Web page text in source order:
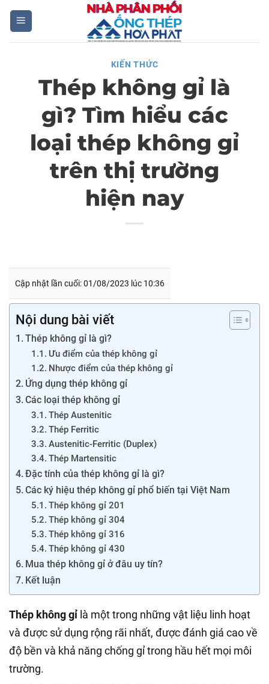
Skip
content
KIẾN THỨC
Thép không gỉ là
gì? Tìm hiểu các
loại thép không gỉ
trên thị trường
hiện nay
Cập nhật lần cuối: 01/08/2023 lúc 10:36
Nội dung bài viết
Thép không gỉ là gì?
Ưu điểm của thép không gỉ
Nhược điểm của thép không gỉ
Ứng dụng thép không gỉ
Các loại thép không gỉ
Thép Austenitic
Thép Ferritic
Austenitic-Ferritic (Duplex)
Thép Martensitic
Đặc tính của thép không gỉ là gì?
Các ký hiệu thép không gỉ phổ biến tại Việt Nam
Thép không gỉ 201
Thép không gỉ 304
Thép không gỉ 316
Thép không gỉ 430
Mua thép không gỉ ở đâu uy tín?
Kết luận
Thép không gỉ là một trong những vật liệu linh hoạt
và được sử dụng rộng rãi nhất, được đánh giá cao về
độ bền và khả năng chống gỉ trong hầu hết mọi môi
trường.